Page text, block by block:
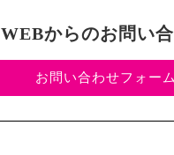
WEBからのお問い
お問い合わせフォーム